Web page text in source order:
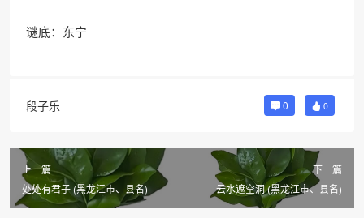
谜底：东宁
段子乐 0 0
上一篇
处处有君子 (黑龙江市、县名)
下一篇
云水遮空洞 (黑龙江市、县名)